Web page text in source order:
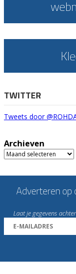
TWITTER
Tweets door
Archieven
Archieven
Adverteren op
Laat je gegevens